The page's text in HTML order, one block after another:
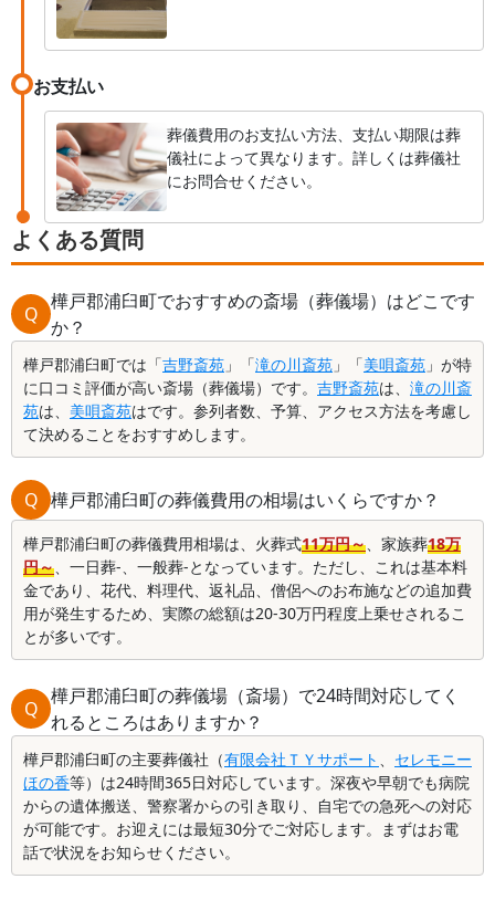
お支払い
葬儀費用のお支払い方法、支払い期限は葬
儀社によって異なります。詳しくは葬儀社
にお問合せください。
よくある質問
Q
樺戸郡浦臼町でおすすめの斎場（葬儀場）はどこです
か？
樺戸郡浦臼町では「吉野斎苑 」「滝の川斎苑 」「美唄斎苑 」が特
に口コミ評価が高い斎場（葬儀場）です。 吉野斎苑は、 滝の川斎
苑は、 美唄斎苑はです。参列者数、予算、アクセス方法を考慮し
て決めることをおすすめします。
Q 樺戸郡浦臼町の葬儀費用の相場はいくらですか？
樺戸郡浦臼町の葬儀費用相場は、火葬式11万円～、家族葬18万
円～、一日葬-、一般葬-となっています。ただし、これは基本料
金であり、花代、料理代、返礼品、僧侶へのお布施などの追加費
用が発生するため、実際の総額は20-30万円程度上乗せされるこ
とが多いです。
Q
樺戸郡浦臼町の葬儀場（斎場）で24時間対応してく
れるところはありますか？
樺戸郡浦臼町の主要葬儀社（有限会社ＴＹサポート 、 セレモニー
ほの香等）は24時間365日対応しています。深夜や早朝でも病院
からの遺体搬送、警察署からの引き取り、自宅での急死への対応
が可能です。お迎えには最短30分でご対応します。まずはお電
話で状況をお知らせください。